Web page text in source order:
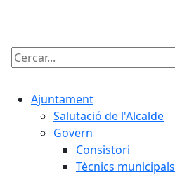
Cercar:
Ajuntament
Salutació de l'Alcalde
Govern
Consistori
Tècnics municipals